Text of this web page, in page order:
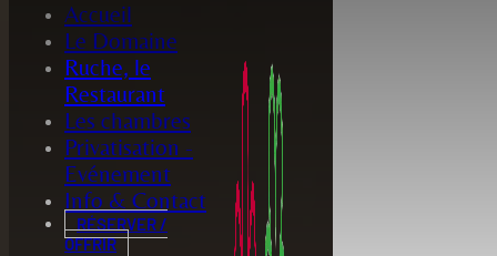
Accueil
Le Domaine
Ruche, le
Restaurant
Les chambres
Privatisation -
Evénement
Info & Contact
RÉSERVER /
OFFRIR